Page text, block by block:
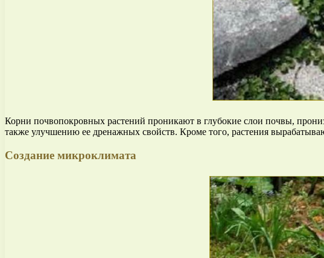
Корни почвопокровных растений проникают в глубокие слои почвы,
также улучшению ее дренажных свойств. Кроме того, растения
Создание микроклимата